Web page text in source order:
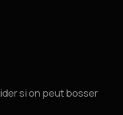
si on peut bosser